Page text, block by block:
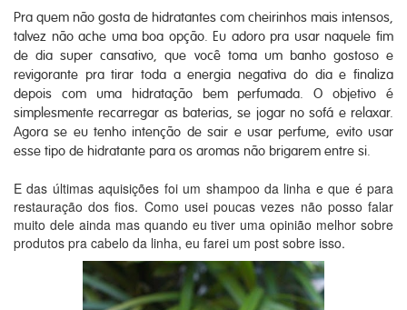
Pra quem não gosta de hidratantes com cheirinhos mais intensos,
talvez não ache uma boa opção. Eu adoro pra usar naquele fim
de dia super cansativo, que você toma um banho gostoso e
revigorante pra tirar toda a energia negativa do dia e finaliza
depois com uma hidratação bem perfumada. O objetivo é
simplesmente recarregar as baterias, se jogar no sofá e relaxar.
Agora se eu tenho intenção de sair e usar perfume, evito usar
esse tipo de hidratante para os aromas não brigarem entre si.
E das últimas aquisições foi um shampoo da linha e que é para
restauração dos fios. Como usei poucas vezes não posso falar
muito dele ainda mas quando eu tiver uma opinião melhor sobre
produtos pra cabelo da linha, eu farei um post sobre isso.